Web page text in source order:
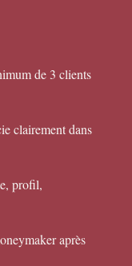
de 3 clients
clairement dans
profil,
après